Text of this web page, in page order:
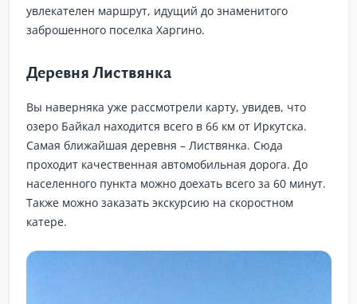
увлекателен маршрут, идущий до знаменитого
заброшенного поселка Харгино.
Деревня Листвянка
Вы наверняка уже рассмотрели карту, увидев, что
озеро Байкал находится всего в 66 км от Иркутска.
Самая ближайшая деревня – Листвянка. Сюда
проходит качественная автомобильная дорога. До
населенного пункта можно доехать всего за 60 минут.
Также можно заказать экскурсию на скоростном
катере.